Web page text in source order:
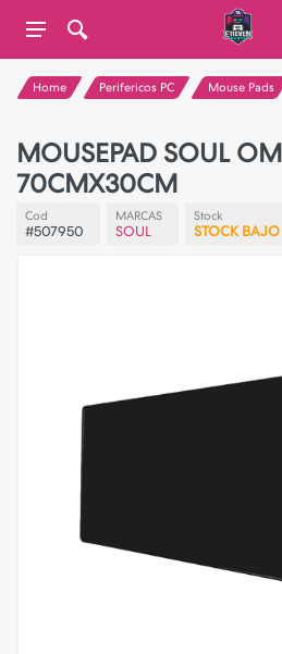
Home Perifericos PC Mouse Pads
MOUSEPAD SOUL
70CMX30CM
Cod
#507950
MARCAS
SOUL
Stock
STOCK BAJO